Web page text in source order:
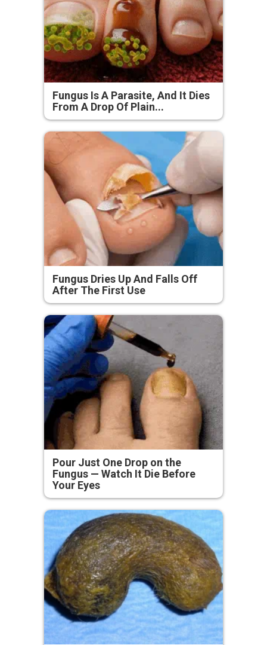
Fungus Is A Parasite, And It Dies
From A Drop Of Plain...
Fungus Dries Up And Falls Off
After The First Use
Pour Just One Drop on the
Fungus — Watch It Die Before
Your Eyes